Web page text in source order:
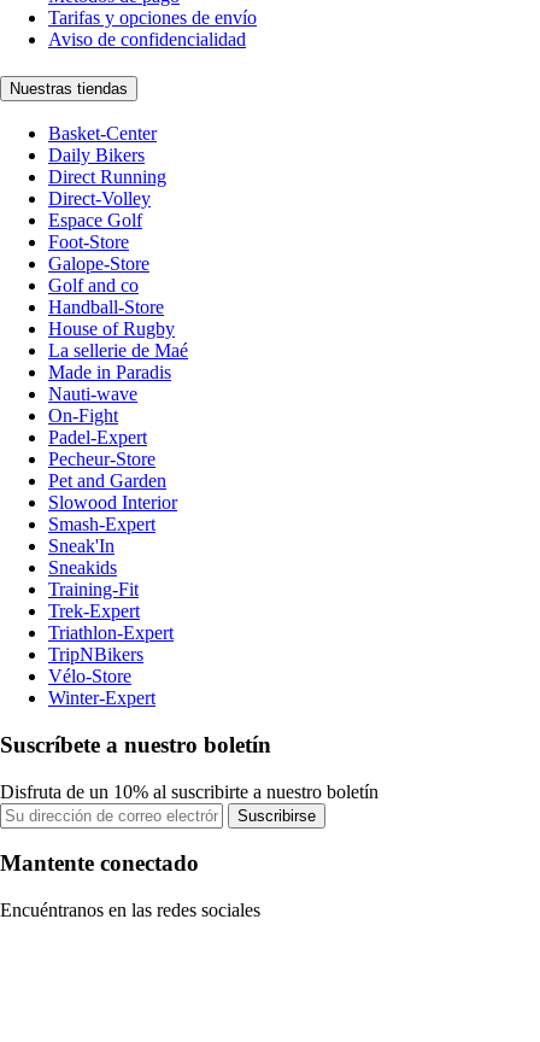
Tarifas y opciones de envío
Aviso de confidencialidad
Nuestras tiendas
Basket-Center
Daily Bikers
Direct Running
Direct-Volley
Espace Golf
Foot-Store
Galope-Store
Golf and co
Handball-Store
House of Rugby
La sellerie de Maé
Made in Paradis
Nauti-wave
On-Fight
Padel-Expert
Pecheur-Store
Pet and Garden
Slowood Interior
Smash-Expert
Sneak'In
Sneakids
Training-Fit
Trek-Expert
Triathlon-Expert
TripNBikers
Vélo-Store
Winter-Expert
Suscríbete a nuestro boletín
Disfruta de un 10% al suscribirte a nuestro boletín
Suscribirse
Mantente conectado
Encuéntranos en las redes sociales